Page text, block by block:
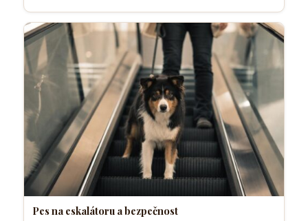
Pes na eskalátoru a bezpečnost